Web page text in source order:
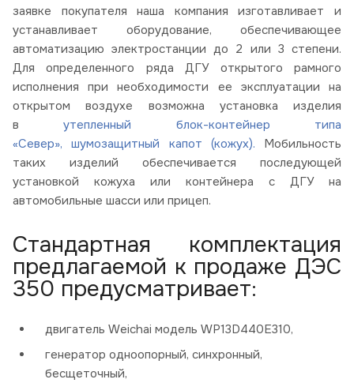
заявке покупателя наша компания изготавливает и
устанавливает оборудование, обеспечивающее
автоматизацию электростанции до 2 или 3 степени.
Для определенного ряда ДГУ открытого рамного
исполнения при необходимости ее эксплуатации на
открытом воздухе возможна установка изделия
вутепленный блок-контейнер типа
«Север»,шумозащитный капот (кожух). Мобильность
таких изделий обеспечивается последующей
установкой кожуха или контейнера с ДГУ на
автомобильные шасси или прицеп.
Стандартная комплектация
предлагаемой к продаже ДЭС
350 предусматривает:
двигатель Weichai модель WP13D440E310,
генератор одноопорный, синхронный,
бесщеточный,